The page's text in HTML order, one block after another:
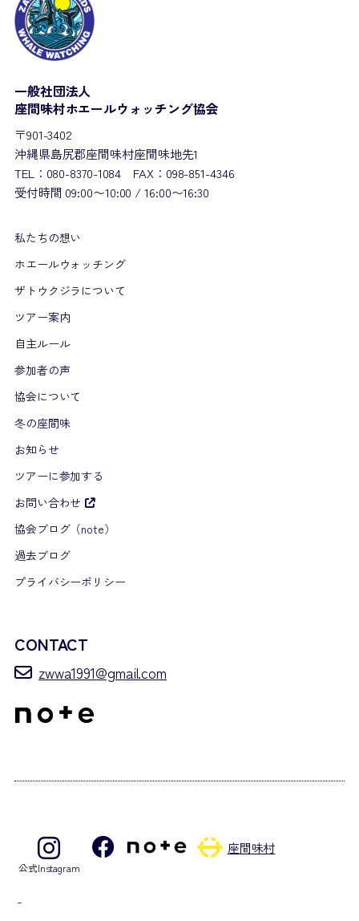
一般社団法人
座間味村ホエールウォッチング協会
〒901-3402
沖縄県島尻郡座間味村座間味地先1
TEL：080-8370-1084 FAX：098-851-4346
受付時間 09:00〜10:00 / 16:00〜16:30
私たちの想い
ホエールウォッチング
ザトウクジラについて
ツアー案内
自主ルール
参加者の声
協会について
冬の座間味
お知らせ
ツアーに参加する
お問い合わせ
協会ブログ（note）
過去ブログ
プライバシーポリシー
CONTACT
zwwa1991@gmail.com
公式Instagram
座間味村
©2026 Zamami Village Whale Watching Association. – All rights